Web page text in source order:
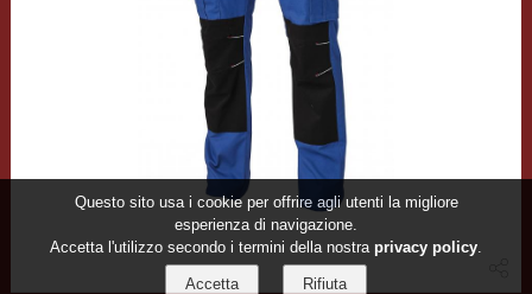
Questo sito usa i cookie per offrire agli utenti la migliore
esperienza di navigazione.
Accetta l'utilizzo secondo i termini della nostra privacy policy.